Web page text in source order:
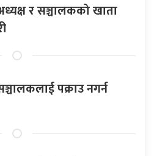
र सञ्चालकको खाता
पक्राउ नगर्न